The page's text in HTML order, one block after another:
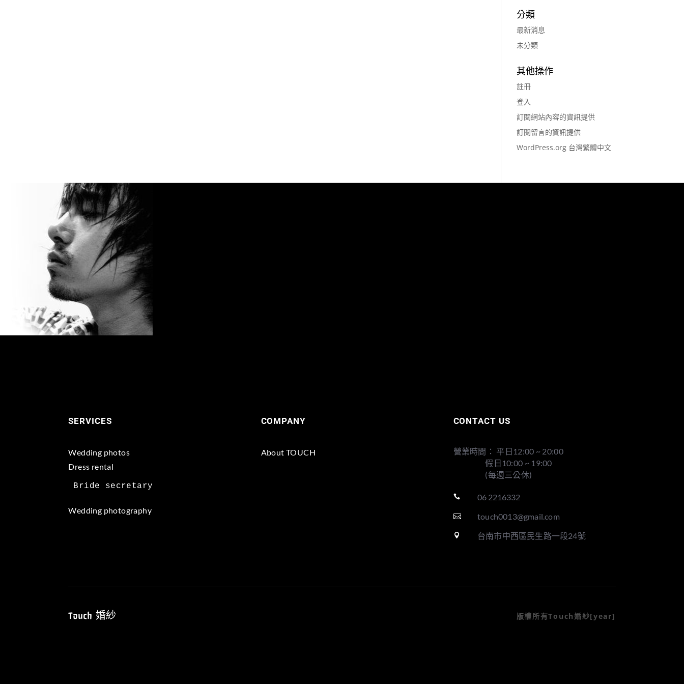
分類
最新消息
未分類
其他操作
註冊
登入
訂閱網站內容的資訊提供
訂閱留言的資訊提供
WordPress.org 台灣繁體中文
SERVICES
Wedding photos
Dress rental
Wedding photography
COMPANY
About TOUCH
CONTACT US
營業時間： 平日12:00 ~ 20:00
假日10:00 ~ 19:00
(每週三公休)
 06 2216332
 touch0013@gmail.com
 台南市中西區民生路一段24號
Touch 婚紗 版權所有Touch婚紗[year]